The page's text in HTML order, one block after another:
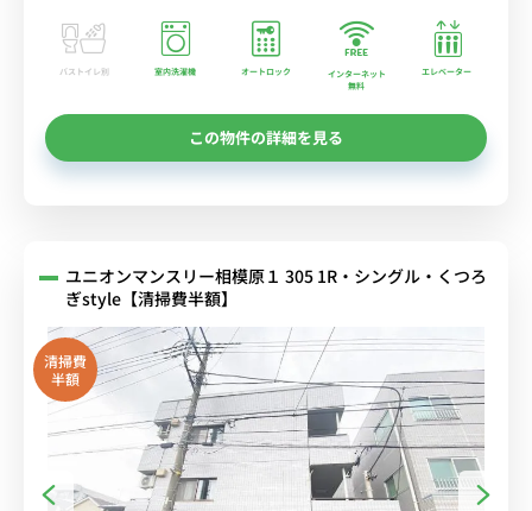
バストイレ別 室内洗濯機 オートロック
インターネット
無料
エレベーター
この物件の詳細を見る
ユニオンマンスリー相模原１ 305 1R・シングル・くつろ
ぎstyle【清掃費半額】
清掃費
半額